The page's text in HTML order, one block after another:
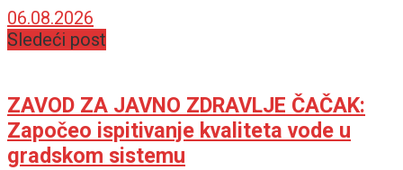
NJEMU
06.08.2026
Sledeći post
ZAVOD ZA JAVNO ZDRAVLJE ČAČAK:
Započeo ispitivanje kvaliteta vode u
gradskom sistemu